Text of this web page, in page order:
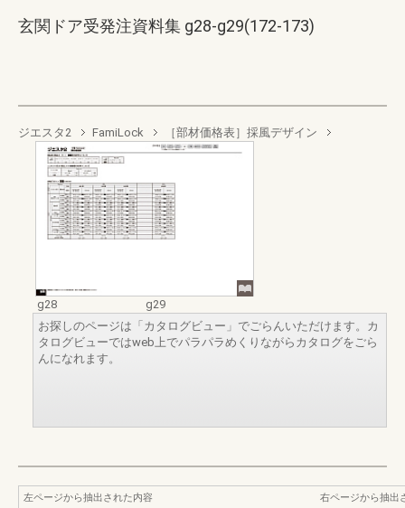
玄関ドア受発注資料集 g28-g29(172-173)
ジエスタ2 FamiLock ［部材価格表］採風デザイン
g28
g29
お探しのページは「カタログビュー」でごらんいただけます。カ
タログビューではweb上でパラパラめくりながらカタログをごら
んになれます。
左ページから抽出された内容
右ページから抽出